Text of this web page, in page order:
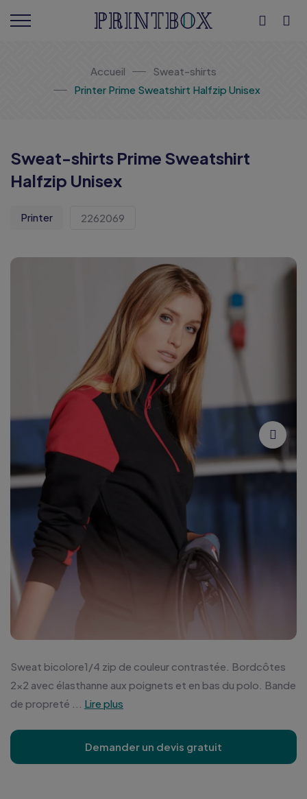
Accueil
Sweat-shirts
Printer Prime Sweatshirt Halfzip Unisex
Sweat-shirts Prime Sweatshirt
Halfzip Unisex
Printer 2262069
Sweat bicolore1/4 zip de couleur contrastée. Bordcôtes
2x2 avec élasthanne aux poignets et en bas du polo. Bande
de propreté ...
Lire plus
Demander un devis gratuit